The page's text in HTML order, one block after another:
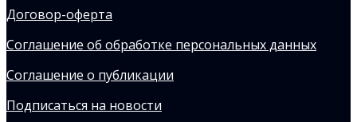
Договор-оферта
Соглашение об обработке персональных данных
Соглашение о публикации
Подписаться на новости